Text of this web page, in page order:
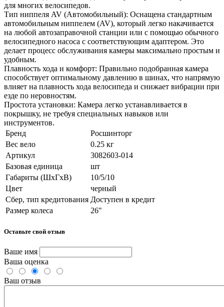
для многих велосипедов.
Тип ниппеля AV (Автомобильный): Оснащена стандартным
автомобильным ниппелем (AV), который легко накачивается
на любой автозаправочной станции или с помощью обычного
велосипедного насоса с соответствующим адаптером. Это
делает процесс обслуживания камеры максимально простым и
удобным.
Плавность хода и комфорт: Правильно подобранная камера
способствует оптимальному давлению в шинах, что напрямую
влияет на плавность хода велосипеда и снижает вибрации при
езде по неровностям.
Простота установки: Камера легко устанавливается в
покрышку, не требуя специальных навыков или
инструментов.
Бренд
Росшинторг
Вес вело
0.25 кг
Артикул
3082603-014
Базовая единица
шт
Габариты (ШхГхВ)
10/5/10
Цвет
черный
Сбер, тип кредитования Доступен в кредит
Размер колеса
26"
Оставьте свой отзыв
Ваше имя
Ваша оценка
Ваш отзыв